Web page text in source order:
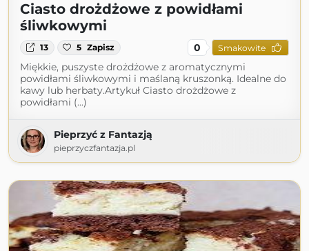
Ciasto drożdżowe z powidłami
śliwkowymi
13 5 Zapisz 0 Smakowite
Miękkie, puszyste drożdżowe z aromatycznymi
powidłami śliwkowymi i maślaną kruszonką. Idealne do
kawy lub herbaty.Artykuł Ciasto drożdżowe z
powidłami (...)
Pieprzyć z Fantazją
pieprzyczfantazja.pl